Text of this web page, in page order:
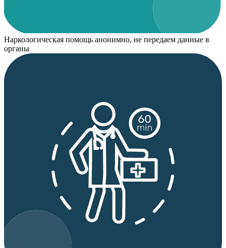
Наркологическая помощь анонимно, не передаем данные в
органы